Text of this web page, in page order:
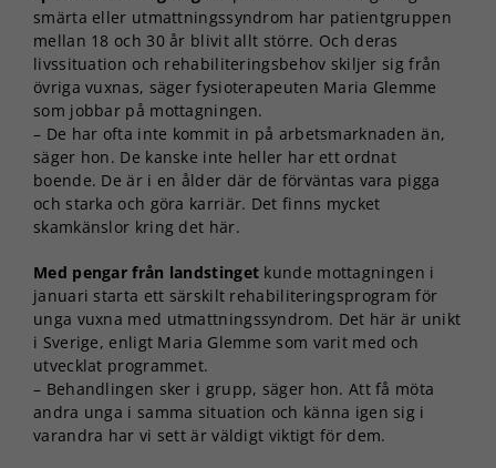
smärta eller utmattningssyndrom har patientgruppen
mellan 18 och 30 år blivit allt större. Och deras
livssituation och rehabiliteringsbehov skiljer sig från
övriga vuxnas, säger fysioterapeuten Maria Glemme
som jobbar på mottagningen.
– De har ofta inte kommit in på arbetsmarknaden än,
säger hon. De kanske inte heller har ett ordnat
boende. De är i en ålder där de förväntas vara pigga
och starka och göra karriär. Det finns mycket
skamkänslor kring det här.
Med pengar från landstinget kunde mottagningen i
januari starta ett särskilt rehabiliteringsprogram för
unga vuxna med utmattningssyndrom. Det här är unikt
i Sverige, enligt Maria Glemme som varit med och
utvecklat programmet.
– Behandlingen sker i grupp, säger hon. Att få möta
andra unga i samma situation och känna igen sig i
varandra har vi sett är väldigt viktigt för dem.